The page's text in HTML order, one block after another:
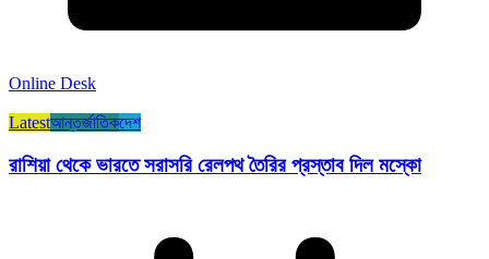
Online Desk
Latestআন্তর্জাতিকদেশ
রাশিয়া থেকে ভারতে সরাসরি রেলপথ তৈরির প্রস্তাব দিল মস্কো